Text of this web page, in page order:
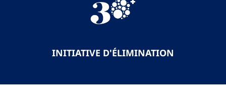
INITIATIVE D'ÉLIMINATION